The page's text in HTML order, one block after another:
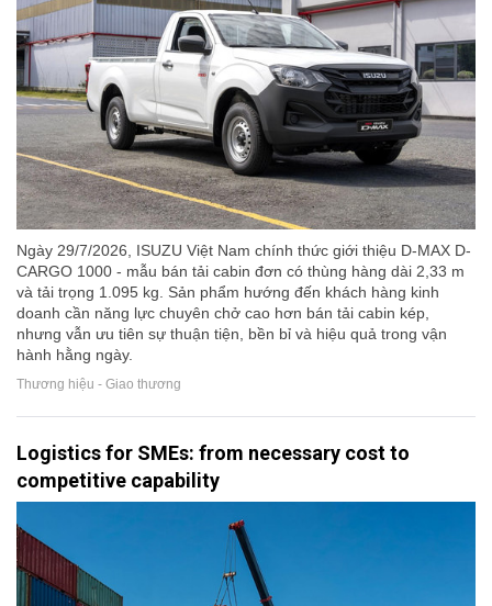
Ngày 29/7/2026, ISUZU Việt Nam chính thức giới thiệu D-MAX D-
CARGO 1000 - mẫu bán tải cabin đơn có thùng hàng dài 2,33 m
và tải trọng 1.095 kg. Sản phẩm hướng đến khách hàng kinh
doanh cần năng lực chuyên chở cao hơn bán tải cabin kép,
nhưng vẫn ưu tiên sự thuận tiện, bền bỉ và hiệu quả trong vận
hành hằng ngày.
Thương hiệu - Giao thương
Logistics for SMEs: from necessary cost to
competitive capability